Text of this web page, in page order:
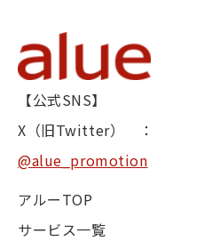
【公式SNS】
X（旧Twitter） ：
@alue_promotion
アルーTOP
サービス一覧